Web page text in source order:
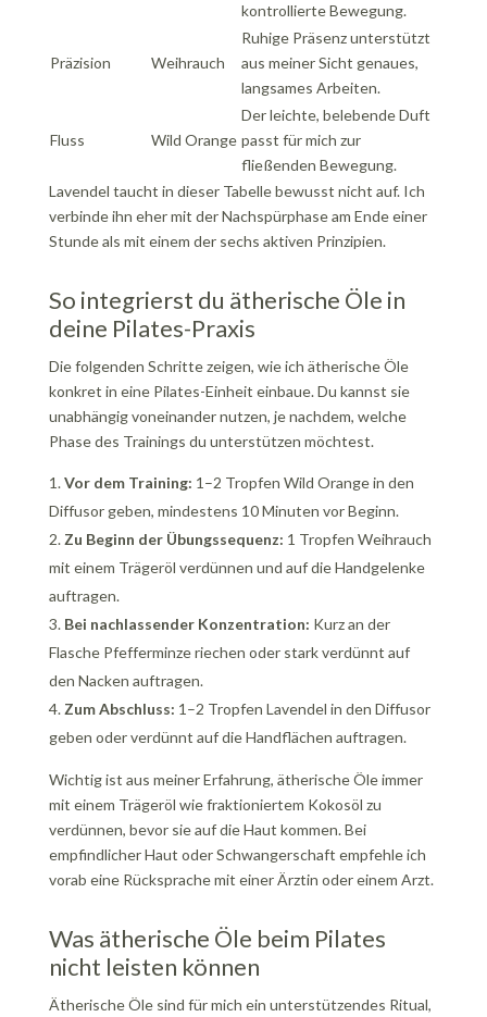
kontrollierte Bewegung.
Präzision Weihrauch
Ruhige Präsenz unterstützt
aus meiner Sicht genaues,
langsames Arbeiten.
Fluss Wild Orange
Der leichte, belebende Duft
passt für mich zur
fließenden Bewegung.
Lavendel taucht in dieser Tabelle bewusst nicht auf. Ich
verbinde ihn eher mit der Nachspürphase am Ende einer
Stunde als mit einem der sechs aktiven Prinzipien.
So integrierst du ätherische Öle in
deine Pilates-Praxis
Die folgenden Schritte zeigen, wie ich ätherische Öle
konkret in eine Pilates-Einheit einbaue. Du kannst sie
unabhängig voneinander nutzen, je nachdem, welche
Phase des Trainings du unterstützen möchtest.
Vor dem Training: 1–2 Tropfen Wild Orange in den
Diffusor geben, mindestens 10 Minuten vor Beginn.
Zu Beginn der Übungssequenz: 1 Tropfen Weihrauch
mit einem Trägeröl verdünnen und auf die Handgelenke
auftragen.
Bei nachlassender Konzentration: Kurz an der
Flasche Pfefferminze riechen oder stark verdünnt auf
den Nacken auftragen.
Zum Abschluss: 1–2 Tropfen Lavendel in den Diffusor
geben oder verdünnt auf die Handflächen auftragen.
Wichtig ist aus meiner Erfahrung, ätherische Öle immer
mit einem Trägeröl wie fraktioniertem Kokosöl zu
verdünnen, bevor sie auf die Haut kommen. Bei
empfindlicher Haut oder Schwangerschaft empfehle ich
vorab eine Rücksprache mit einer Ärztin oder einem Arzt.
Was ätherische Öle beim Pilates
nicht leisten können
Ätherische Öle sind für mich ein unterstützendes Ritual,